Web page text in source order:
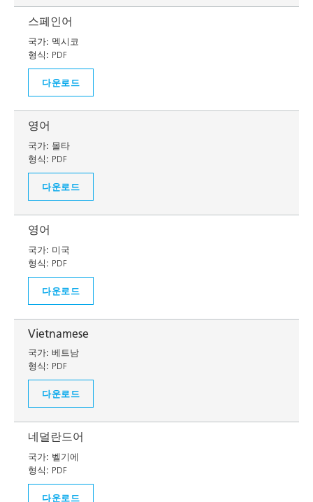
스페인어
국가: 멕시코
형식: PDF
다운로드
영어
국가: 몰타
형식: PDF
다운로드
영어
국가: 미국
형식: PDF
다운로드
Vietnamese
국가: 베트남
형식: PDF
다운로드
네덜란드어
국가: 벨기에
형식: PDF
다운로드